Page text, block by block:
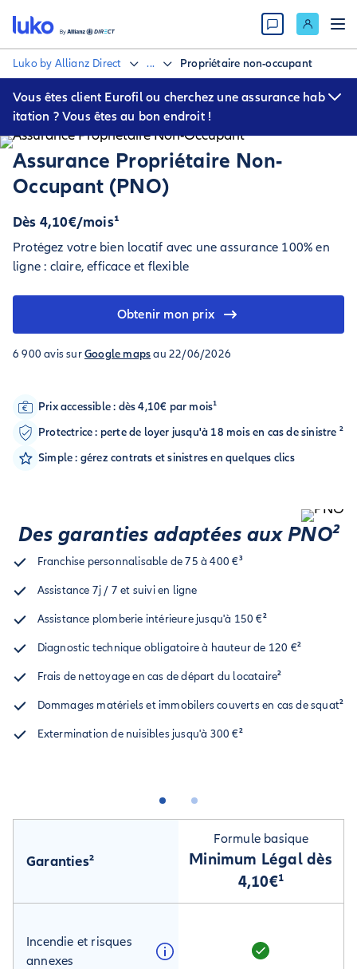
Luko by Allianz Direct ... Propriétaire non-occupant
Vous êtes client Eurofil ou cherchez une assurance hab
itation ? Vous êtes au bon endroit !
L’assurance habitation Eurofil est désormais accessible sur Luko
by Allianz Direct. Vous pouvez y gérer votre contrat et accéder à
vos services en toute simplicité.
Assurance Propriétaire Non-
Occupant (PNO)
Dès 4,10€/mois¹
Protégez votre bien locatif avec une assurance 100% en
ligne : claire, efficace et flexible
Obtenir mon prix
6 900 avis surGoogle mapsau 22/06/2026
Prix accessible : dès 4,10€ par mois¹
Protectrice : perte de loyer jusqu'à 18 mois en cas de sinistre ²
Simple : gérez contrats et sinistres en quelques clics
Des garanties adaptées aux PNO²
Franchise personnalisable de 75 à 400 €³
Assistance 7j / 7 et suivi en ligne
Assistance plomberie intérieure jusqu'à 150 €²
Diagnostic technique obligatoire à hauteur de 120 €²
Frais de nettoyage en cas de départ du locataire²
Dommages matériels et immobilers couverts en cas de squat²
Extermination de nuisibles jusqu'à 300 €²
Garanties²
Incendie et risques
annexes
Formule basique
Minimum Légal dès
4,10€¹